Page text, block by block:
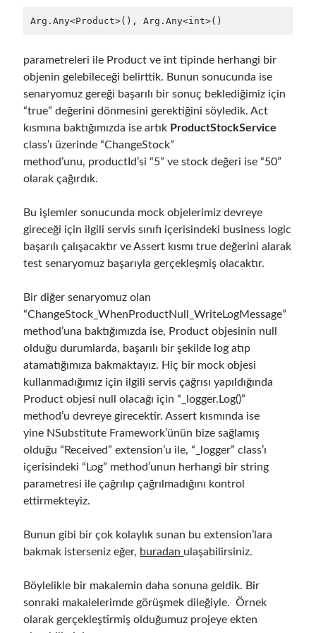
Gökalp
onSecuring the Supply Chain of Containerized Applications to
Runtime Governance for AI Agents: Policy-as-Code with OPA - Gökhan
Gökalp onBuilding an AI Agent in .NET: Deterministic Routing and
Recent Posts
Runtime Governance for AI Agents: Policy-as-Code with OPA
Building an AI Agent in .NET: Deterministic Routing and Intelligent
DevEx Series 03: Laying the Azure Focused Platform Foundation for an
MCP Server
DevEx Series 01: Creating Golden Paths with Backstage, Developer Self-
Meta
WordPress.org
Arg.Any<Product>(), Arg.Any<int>()
parametreleri ile Product ve int tipinde herhangi bir
objenin gelebileceği belirttik. Bunun sonucunda ise
senaryomuz gereği başarılı bir sonuç beklediğimiz için
“true” değerini dönmesini gerektiğini söyledik. Act
kısmına baktığımızda ise artık ProductStockService
class’ı üzerinde “ChangeStock”
method’unu, productId’si “5” ve stock değeri ise “50”
olarak çağırdık.
Bu işlemler sonucunda mock objelerimiz devreye
gireceği için ilgili servis sınıfı içerisindeki business logic
başarılı çalışacaktır ve Assert kısmı true değerini alarak
test senaryomuz başarıyla gerçekleşmiş olacaktır.
Bir diğer senaryomuz olan
“ChangeStock_WhenProductNull_WriteLogMessage”
method’una baktığımızda ise, Product objesinin null
olduğu durumlarda, başarılı bir şekilde log atıp
atamatığımıza bakmaktayız. Hiç bir mock objesi
kullanmadığımız için ilgili servis çağrısı yapıldığında
Product objesi null olacağı için “_logger.Log()”
method’u devreye girecektir. Assert kısmında ise
yine NSubstitute Framework’ünün bize sağlamış
olduğu “Received” extension’u ile, “_logger” class’ı
içerisindeki “Log” method’unun herhangi bir string
parametresi ile çağrılıp çağrılmadığını kontrol
ettirmekteyiz.
Bunun gibi bir çok kolaylık sunan bu extension’lara
bakmak isterseniz eğer, buradan ulaşabilirsiniz.
Böylelikle bir makalemin daha sonuna geldik. Bir
sonraki makalelerimde görüşmek dileğiyle. Örnek
olarak gerçekleştirmiş olduğumuz projeye ekten